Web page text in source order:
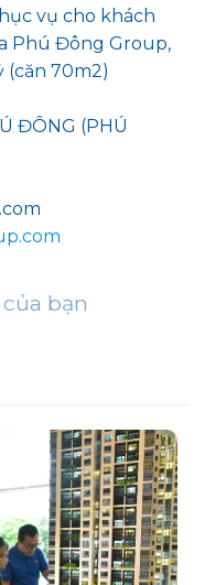
vụ cho khách
Phú Đông Group,
(căn 70m2)
ĐÔNG (PHÚ
bạn